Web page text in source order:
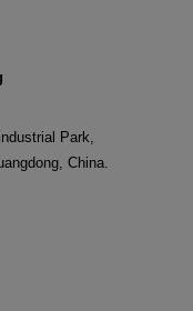
Park,
China.